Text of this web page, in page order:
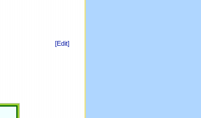
[Edit]